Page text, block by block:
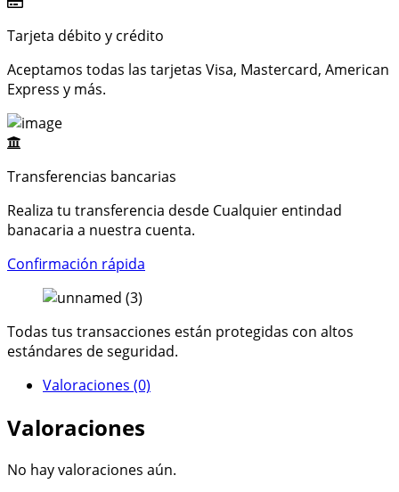
Tarjeta débito y crédito
Aceptamos todas las tarjetas Visa, Mastercard, American
Express y más.
Transferencias bancarias​
Realiza tu transferencia desde Cualquier entindad
banacaria a nuestra cuenta.
Confirmación rápida
Todas tus transacciones están protegidas con altos
estándares de seguridad.
Valoraciones (0)
Valoraciones
No hay valoraciones aún.